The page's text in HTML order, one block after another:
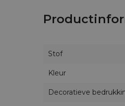
geliefde of voor
Stof
Kleur
Decoratieve